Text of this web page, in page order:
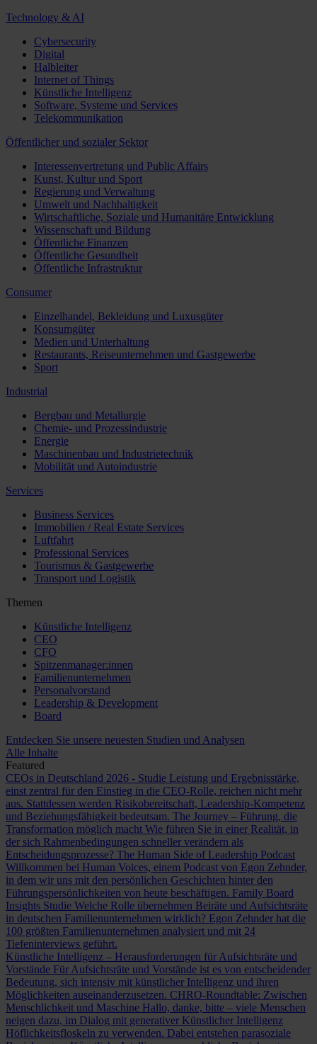
Technology & AI
Cybersecurity
Digital
Halbleiter
Internet of Things
Künstliche Intelligenz
Software, Systeme und Services
Telekommunikation
Öffentlicher und sozialer Sektor
Interessenvertretung und Public Affairs
Kunst, Kultur und Sport
Regierung und Verwaltung
Umwelt und Nachhaltigkeit
Wirtschaftliche, Soziale und Humanitäre Entwicklung
Wissenschaft und Bildung
Öffentliche Finanzen
Öffentliche Gesundheit
Öffentliche Infrastruktur
Consumer
Einzelhandel, Bekleidung und Luxusgüter
Konsumgüter
Medien und Unterhaltung
Restaurants, Reiseunternehmen und Gastgewerbe
Sport
Industrial
Bergbau und Metallurgie
Chemie- und Prozessindustrie
Energie
Maschinenbau und Industrietechnik
Mobilität und Autoindustrie
Services
Business Services
Immobilien / Real Estate Services
Luftfahrt
Professional Services
Tourismus & Gastgewerbe
Transport und Logistik
Themen
Künstliche Intelligenz
CEO
CFO
Spitzenmanager:innen
Familienunternehmen
Personalvorstand
Leadership & Development
Board
Entdecken Sie unsere neuesten Studien und Analysen
Alle Inhalte
Featured
CEOs in Deutschland 2026 - Studie Leistung und Ergebnisstärke,
einst zentral für den Einstieg in die CEO-Rolle, reichen nicht mehr
aus. Stattdessen werden Risikobereitschaft, Leadership-Kompetenz
und Beziehungsfähigkeit bedeutsam. The Journey – Führung, die
Transformation möglich macht Wie führen Sie in einer Realität, in
der sich Rahmenbedingungen schneller verändern als
Entscheidungsprozesse? The Human Side of Leadership Podcast
Willkommen bei Human Voices, einem Podcast von Egon Zehnder,
in dem wir uns mit den persönlichen Geschichten hinter den
Führungspersönlichkeiten von heute beschäftigen. Family Board
Insights Studie Welche Rolle übernehmen Beiräte und Aufsichtsräte
in deutschen Familienunternehmen wirklich? Egon Zehnder hat die
100 größten Familienunternehmen analysiert und mit 24
Tiefeninterviews geführt.
Künstliche Intelligenz – Herausforderungen für Aufsichtsräte und
Vorstände Für Aufsichtsräte und Vorstände ist es von entscheidender
Bedeutung, sich intensiv mit künstlicher Intelligenz und ihren
Möglichkeiten auseinanderzusetzen. CHRO-Roundtable: Zwischen
Menschlichkeit und Maschine Hallo, danke, bitte – viele Menschen
neigen dazu, im Dialog mit generativer Künstlicher Intelligenz
Höflichkeitsfloskeln zu verwenden. Dabei entstehen parasoziale